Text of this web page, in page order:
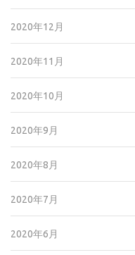
2020年12月
2020年11月
2020年10月
2020年9月
2020年8月
2020年7月
2020年6月